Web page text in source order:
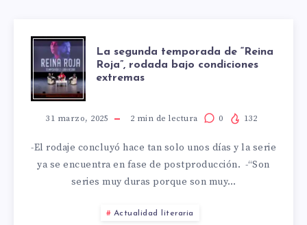
LECTORES
TODOS
LOS
GUSTOS
LA
SEGUNDA
TEMPORADA
DE
“REINA
La segunda temporada de “Reina
Roja”, rodada bajo condiciones
extremas
31 marzo, 2025 2 min de lectura 0 132
-El rodaje concluyó hace tan solo unos días y la serie
ya se encuentra en fase de postproducción. -“Son
series muy duras porque son muy…
Actualidad literaria